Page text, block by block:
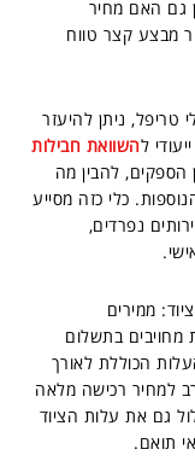
גם האם מחיר
מבצע קצר טווח
טריפל, ניתן להיעזר
להשוואת חבילות
הספקים, להבין מה
כלי כזה מסייע
נפרדים,
ממירים
מחויבים בתשלום
הכוללת לאורך
למחיר רכישה מלאה
גם את עלות הציוד
תואם.